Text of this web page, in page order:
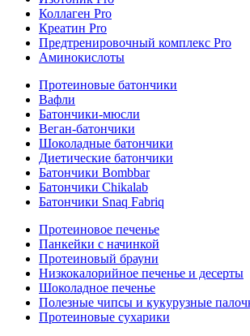
Коллаген Pro
Креатин Pro
Предтренировочный комплекс Pro
Аминокислоты
Протеиновые батончики
Вафли
Батончики-мюсли
Веган-батончики
Шоколадные батончики
Диетические батончики
Батончики Bombbar
Батончики Chikalab
Батончики Snaq Fabriq
Протеиновое печенье
Панкейки с начинкой
Протеиновый брауни
Низкокалорийное печенье и десерты
Шоколадное печенье
Полезные чипсы и кукурузные
Протеиновые сухарики